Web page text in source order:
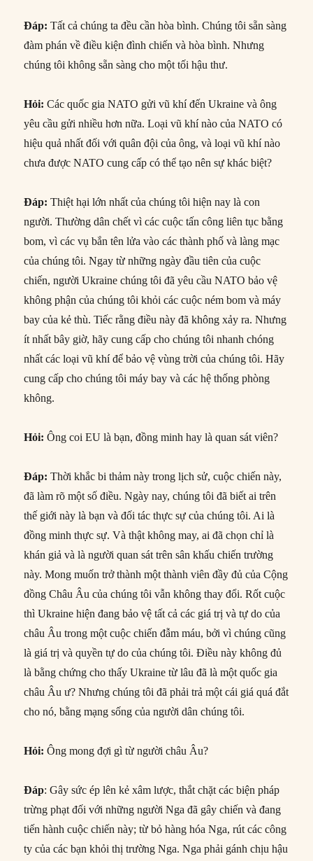
Đáp:Tất cả chúng ta đều cần hòa bình. Chúng tôi sẵn sàng
đàm phán về điều kiện đình chiến và hòa bình. Nhưng
chúng tôi không sẵn sàng cho một tối hậu thư.
Hỏi: Các quốc gia NATO gửi vũ khí đến Ukraine và ông
yêu cầu gửi nhiều hơn nữa. Loại vũ khí nào của NATO có
hiệu quả nhất đối với quân đội của ông, và loại vũ khí nào
chưa được NATO cung cấp có thể tạo nên sự khác biệt?
Đáp:Thiệt hại lớn nhất của chúng tôi hiện nay là con
người. Thường dân chết vì các cuộc tấn công liên tục bằng
bom, vì các vụ bắn tên lửa vào các thành phố và làng mạc
của chúng tôi. Ngay từ những ngày đầu tiên của cuộc
chiến, người Ukraine chúng tôi đã yêu cầu NATO bảo vệ
không phận của chúng tôi khỏi các cuộc ném bom và máy
bay của kẻ thù. Tiếc rằng điều này đã không xảy ra. Nhưng
ít nhất bây giờ, hãy cung cấp cho chúng tôi nhanh chóng
nhất các loại vũ khí để bảo vệ vùng trời của chúng tôi. Hãy
cung cấp cho chúng tôi máy bay và các hệ thống phòng
không.
Hỏi: Ông coi EU là bạn, đồng minh hay là quan sát viên?
Đáp:Thời khắc bi thảm này trong lịch sử, cuộc chiến này,
đã làm rõ một số điều. Ngày nay, chúng tôi đã biết ai trên
thế giới này là bạn và đối tác thực sự của chúng tôi. Ai là
đồng minh thực sự. Và thật không may, ai đã chọn chỉ là
khán giả và là người quan sát trên sân khấu chiến trường
này. Mong muốn trở thành một thành viên đầy đủ của Cộng
đồng Châu Âu của chúng tôi vẫn không thay đổi. Rốt cuộc
thì Ukraine hiện đang bảo vệ tất cả các giá trị và tự do của
châu Âu trong một cuộc chiến đẫm máu, bởi vì chúng cũng
là giá trị và quyền tự do của chúng tôi. Điều này không đủ
là bằng chứng cho thấy Ukraine từ lâu đã là một quốc gia
châu Âu ư? Nhưng chúng tôi đã phải trả một cái giá quá đắt
cho nó, bằng mạng sống của người dân chúng tôi.
Hỏi: Ông mong đợi gì từ người châu Âu?
Đáp: Gây sức ép lên kẻ xâm lược, thắt chặt các biện pháp
trừng phạt đối với những người Nga đã gây chiến và đang
tiến hành cuộc chiến này; từ bỏ hàng hóa Nga, rút ​​các công
ty của các bạn khỏi thị trường Nga. Nga phải gánh chịu hậu